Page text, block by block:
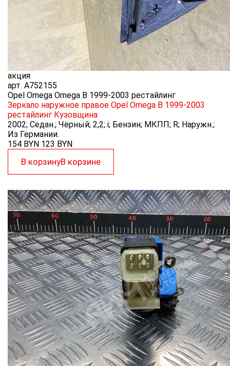
акция
арт. A752155
Opel Omega Omega B 1999-2003 рестайлинг
Зеркало наружное правое Opel Omega B 1999-2003
рестайлинг Кузовщина
2002; Седан.; Чёрный; 2,2; i; Бензин; МКПП; R; Наружн.;
Из Германии.
154 BYN 123 BYN
В корзинуВ корзине